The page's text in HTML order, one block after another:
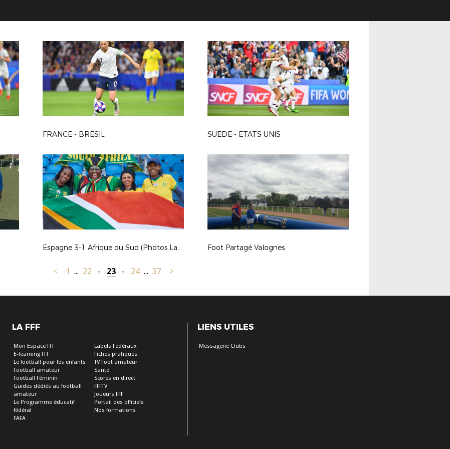
FRANCE - BRESIL SUEDE - ETATS UNIS
Espagne 3-1 Afrique du Sud (Photos Laurent LACHEVRE) Foot Partagé Valognes
< 1 ... 22 - 23 - 24 ... 37 >
LA FFF
Mon Espace FFF
E-learning FFF
Le football pour les enfants
Football amateur
Football Féminin
Guides dédiés au football
amateur
Le Programme éducatif
fédéral
FAFA
Labels Fédéraux
Fiches pratiques
TV Foot amateur
Santé
Scores en direct
FFFTV
Joueurs FFF
Portail des officiels
Nos formations
LIENS UTILES
Messagerie Clubs